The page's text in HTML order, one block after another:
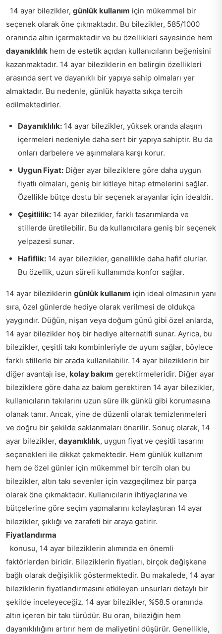
14 ayar bilezikler, günlük kullanım için mükemmel bir
seçenek olarak öne çıkmaktadır. Bu bilezikler, 585/1000
oranında altın içermektedir ve bu özellikleri sayesinde hem
dayanıklılık hem de estetik açıdan kullanıcıların beğenisini
kazanmaktadır. 14 ayar bileziklerin en belirgin özellikleri
arasında sert ve dayanıklı bir yapıya sahip olmaları yer
almaktadır. Bu nedenle, günlük hayatta sıkça tercih
edilmektedirler.
Dayanıklılık: 14 ayar bilezikler, yüksek oranda alaşım
içermeleri nedeniyle daha sert bir yapıya sahiptir. Bu da
onları darbelere ve aşınmalara karşı korur.
Uygun Fiyat: Diğer ayar bileziklere göre daha uygun
fiyatlı olmaları, geniş bir kitleye hitap etmelerini sağlar.
Özellikle bütçe dostu bir seçenek arayanlar için idealdir.
Çeşitlilik: 14 ayar bilezikler, farklı tasarımlarda ve
stillerde üretilebilir. Bu da kullanıcılara geniş bir seçenek
yelpazesi sunar.
Hafiflik: 14 ayar bilezikler, genellikle daha hafif olurlar.
Bu özellik, uzun süreli kullanımda konfor sağlar.
14 ayar bileziklerin günlük kullanım için ideal olmasının yanı
sıra, özel günlerde hediye olarak verilmesi de oldukça
yaygındır. Düğün, nişan veya doğum günü gibi özel anlarda,
14 ayar bilezikler hoş bir hediye alternatifi sunar. Ayrıca, bu
bilezikler, çeşitli takı kombinleriyle de uyum sağlar, böylece
farklı stillerle bir arada kullanılabilir. 14 ayar bileziklerin bir
diğer avantajı ise, kolay bakım gerektirmeleridir. Diğer ayar
bileziklere göre daha az bakım gerektiren 14 ayar bilezikler,
kullanıcıların takılarını uzun süre ilk günkü gibi korumasına
olanak tanır. Ancak, yine de düzenli olarak temizlenmeleri
ve doğru bir şekilde saklanmaları önerilir. Sonuç olarak, 14
ayar bilezikler, dayanıklılık, uygun fiyat ve çeşitli tasarım
seçenekleri ile dikkat çekmektedir. Hem günlük kullanım
hem de özel günler için mükemmel bir tercih olan bu
bilezikler, altın takı sevenler için vazgeçilmez bir parça
olarak öne çıkmaktadır. Kullanıcıların ihtiyaçlarına ve
bütçelerine göre seçim yapmalarını kolaylaştıran 14 ayar
bilezikler, şıklığı ve zarafeti bir araya getirir.
Fiyatlandırma
konusu, 14 ayar bileziklerin alımında en önemli
faktörlerden biridir. Bileziklerin fiyatları, birçok değişkene
bağlı olarak değişiklik göstermektedir. Bu makalede, 14 ayar
bileziklerin fiyatlandırmasını etkileyen unsurları detaylı bir
şekilde inceleyeceğiz. 14 ayar bilezikler, %58.5 oranında
altın içeren bir takı türüdür. Bu oran, bileziğin hem
dayanıklılığını artırır hem de maliyetini düşürür. Genellikle,